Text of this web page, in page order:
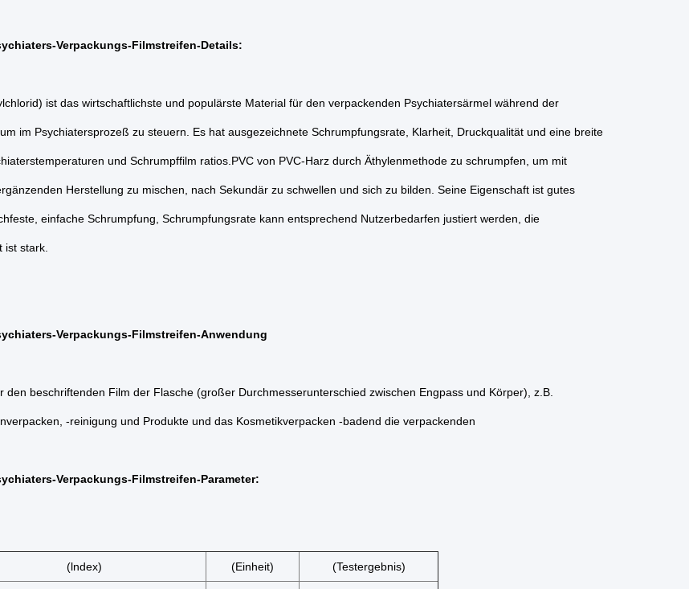
Verpackungs-Filmstreifen-Details:
ist das wirtschaftlichste und populärste Material für den verpackenden Psychiatersärmel während der
im Psychiatersprozeß zu steuern. Es hat ausgezeichnete Schrumpfungsrate, Klarheit, Druckqualität und eine breite
und Schrumpffilm ratios.PVC von PVC-Harz durch Äthylenmethode zu schrumpfen, um mit
Herstellung zu mischen, nach Sekundär zu schwellen und sich zu bilden. Seine Eigenschaft ist gutes
einfache Schrumpfung, Schrumpfungsrate kann entsprechend Nutzerbedarfen justiert werden, die
ist stark.
Verpackungs-Filmstreifen-Anwendung
den beschriftenden Film der Flasche (großer Durchmesserunterschied zwischen Engpass und Körper), z.B.
-reinigung und Produkte und das Kosmetikverpacken -badend die verpackenden
Verpackungs-Filmstreifen-Parameter:
(lndex) (Einheit) (Testergebnis)